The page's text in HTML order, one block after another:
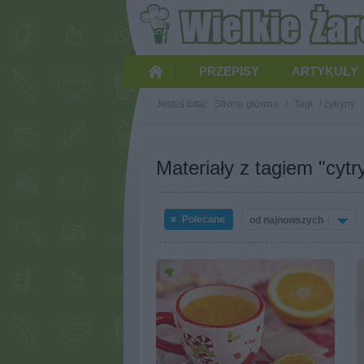
PRZEPISY ARTYKUŁY
Jesteś tutaj: Strona główna / Tagi / cytryny
Materiały z tagiem
Polecane od najnowszych